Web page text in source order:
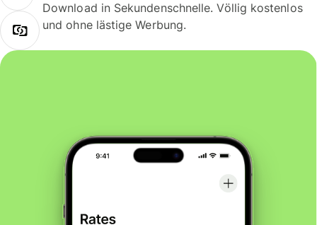
Download in Sekundenschnelle. Völlig kostenlos
und ohne lästige Werbung.